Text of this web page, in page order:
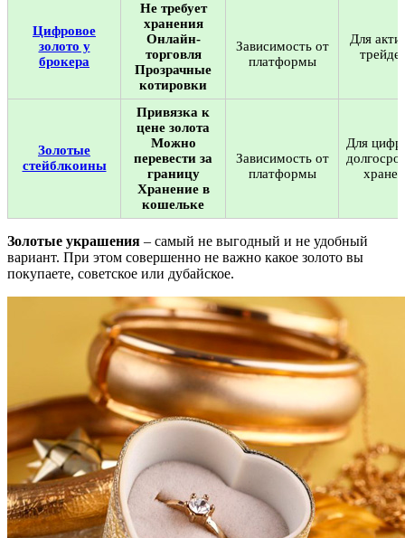
Цифровое
золото у
брокера
Не требует
хранения
Онлайн-
торговля
Прозрачные
котировки
Зависимость от
платформы
Для
Золотые
стейблкоины
Привязка к
цене золота
Можно
перевести за
границу
Хранение в
кошельке
Зависимость от
платформы
Для
Золотые украшения – самый не выгодный и не удобный
вариант. При этом совершенно не важно какое золото вы
покупаете, советское или дубайское.